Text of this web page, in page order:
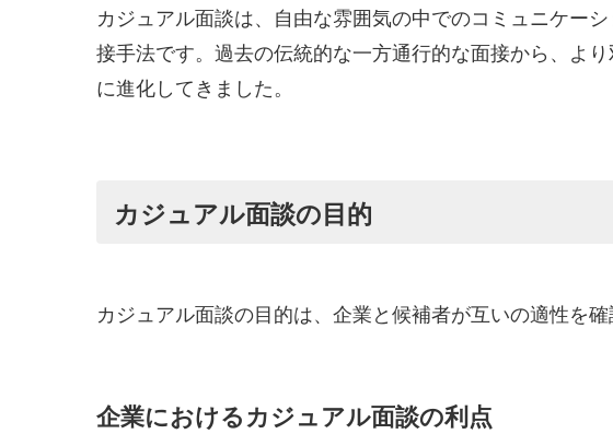
カジュアル面談は、自由な雰囲気の中でのコミュニケー
接手法です。過去の伝統的な一方通行的な面接から、よ
に進化してきました。
カジュアル面談の目的
カジュアル面談の目的は、企業と候補者が互いの適性を
企業におけるカジュアル面談の利点